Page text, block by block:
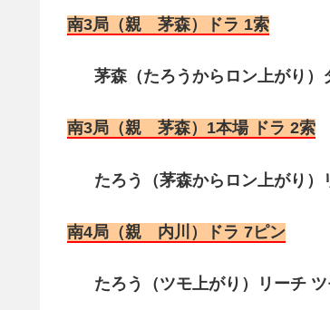
南3局（親 茅森）ドラ 1索
茅森（たろうからロン上がり
南3局（親 茅森）1本場 ドラ 2索
たろう（茅森からロン上がり
南4局（親 内川）ドラ 7ピン
たろう（ツモ上がり）リーチ